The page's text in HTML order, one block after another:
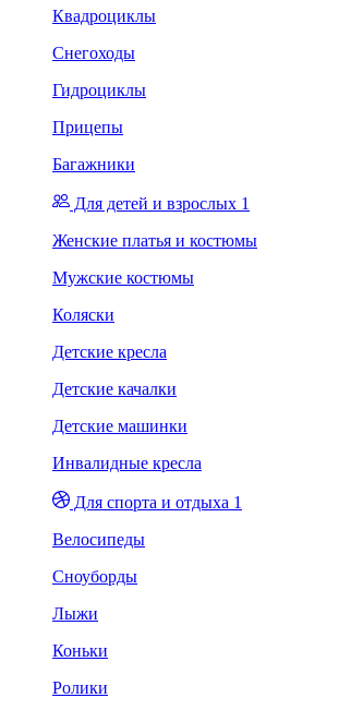
Квадроциклы
Снегоходы
Гидроциклы
Прицепы
Багажники
Для детей и взрослых 1
Женские платья и костюмы
Мужские костюмы
Коляски
Детские кресла
Детские качалки
Детские машинки
Инвалидные кресла
Для спорта и отдыха 1
Велосипеды
Сноуборды
Лыжи
Коньки
Ролики